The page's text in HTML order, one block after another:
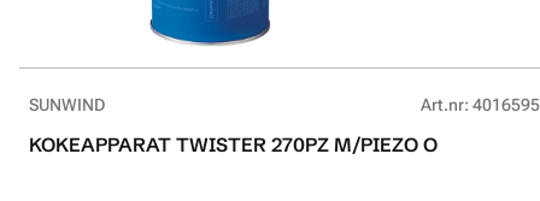
SUNWIND Art.nr:
KOKEAPPARAT TWISTER 270PZ M/PIEZO O